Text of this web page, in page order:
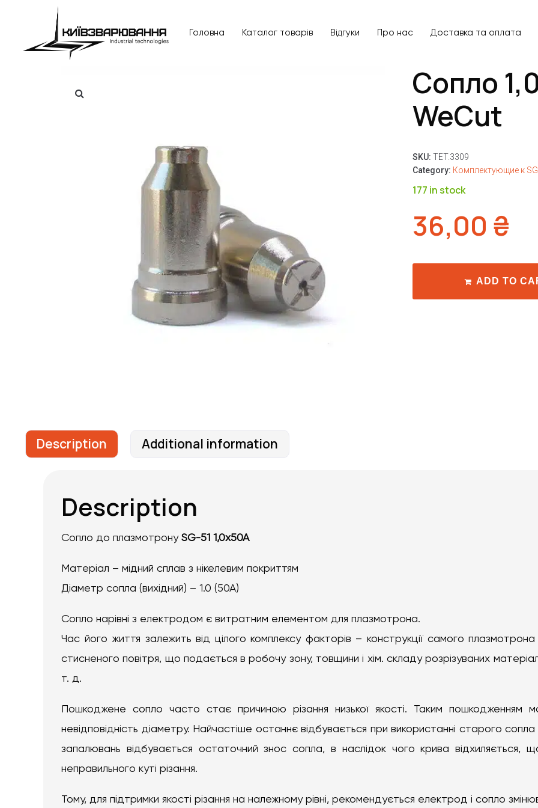
Головна Каталог товарів Відгуки Про нас Доставка та оплата
Сопло
WeCut
SKU: TET.3309
Category: Комплектующие к
177 in stock
36,00 ₴
ADD TO
Description Additional information
Description
Сопло до плазмотрону SG-51 1,0x50A
Матеріал – мідний сплав з нікелевим покриттям
Діаметр сопла (вихідний) – 1.0 (50А)
Сопло нарівні з електродом є витратним елементом для плазмотрона.
Час його життя залежить від цілого комплексу факторів – конструкції самого плазмотрона
стисненого повітря, що подається в робочу зону, товщини і хім. складу розрізуваних
т. д.
Пошкоджене сопло часто стає причиною різання низької якості. Таким пошкодженням
невідповідність діаметру. Найчастіше останнє відбувається при використанні старого
запалювань відбувається остаточний знос сопла, в наслідок чого крива відхиляється,
неправильного куті різання.
Тому, для підтримки якості різання на належному рівні, рекомендується електрод і сопло
Доставка та оплата